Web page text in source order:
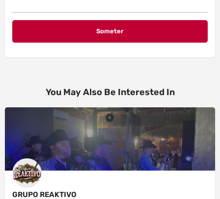
You May Also Be Interested In
GRUPO REAKTIVO